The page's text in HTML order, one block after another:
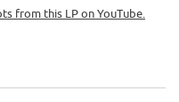
from this LP on YouTube.